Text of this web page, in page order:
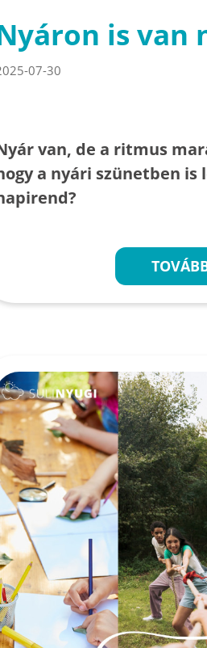
is van
07-30
van, de a ritmus
a nyári szünetben is